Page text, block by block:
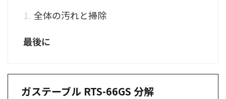
全体の汚れと掃除
最後に
ガステーブル RTS-66GS 分解